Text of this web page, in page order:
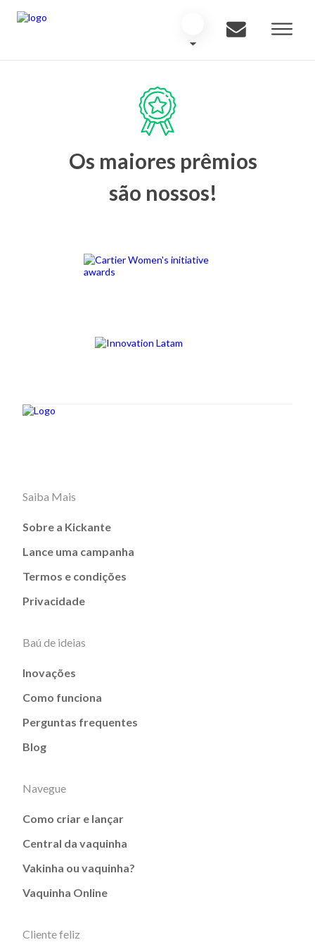
Os maiores prêmios
são nossos!
Saiba Mais
Sobre a Kickante
Lance uma campanha
Termos e condições
Privacidade
Baú de ideias
Inovações
Como funciona
Perguntas frequentes
Blog
Navegue
Como criar e lançar
Central da vaquinha
Vakinha ou vaquinha?
Vaquinha Online
Cliente feliz